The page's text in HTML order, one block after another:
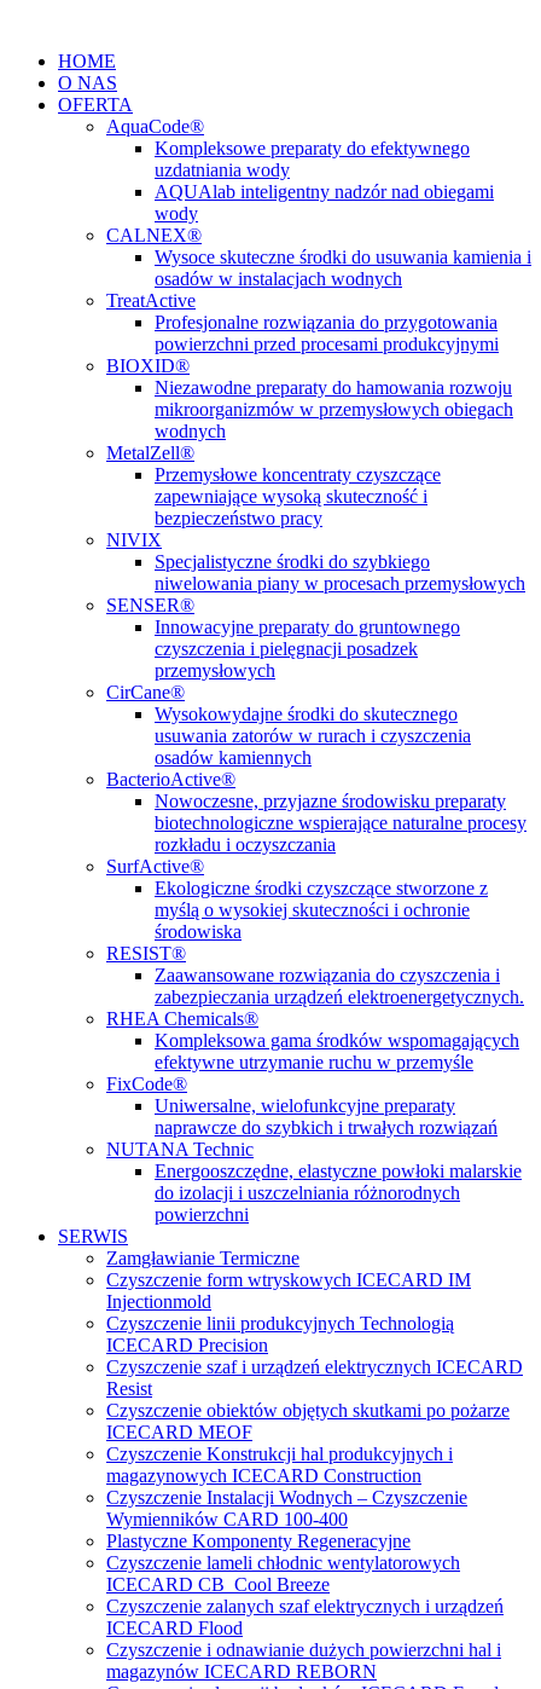
treści
HOME
O NAS
OFERTA
AquaCode®
Kompleksowe preparaty do efektywnego
uzdatniania wody
AQUAlab inteligentny nadzór nad obiegami
wody
CALNEX®
Wysoce skuteczne środki do usuwania kamienia i
osadów w instalacjach wodnych
TreatActive
Profesjonalne rozwiązania do przygotowania
powierzchni przed procesami produkcyjnymi
BIOXID®
Niezawodne preparaty do hamowania rozwoju
mikroorganizmów w przemysłowych obiegach
wodnych
MetalZell®
Przemysłowe koncentraty czyszczące
zapewniające wysoką skuteczność i
bezpieczeństwo pracy
NIVIX
Specjalistyczne środki do szybkiego
niwelowania piany w procesach przemysłowych
SENSER®
Innowacyjne preparaty do gruntownego
czyszczenia i pielęgnacji posadzek
przemysłowych
CirCane®
Wysokowydajne środki do skutecznego
usuwania zatorów w rurach i czyszczenia
osadów kamiennych
BacterioActive®
Nowoczesne, przyjazne środowisku preparaty
biotechnologiczne wspierające naturalne procesy
rozkładu i oczyszczania
SurfActive®
Ekologiczne środki czyszczące stworzone z
myślą o wysokiej skuteczności i ochronie
środowiska
RESIST®
Zaawansowane rozwiązania do czyszczenia i
zabezpieczania urządzeń elektroenergetycznych.
RHEA Chemicals®
Kompleksowa gama środków wspomagających
efektywne utrzymanie ruchu w przemyśle
FixCode®
Uniwersalne, wielofunkcyjne preparaty
naprawcze do szybkich i trwałych rozwiązań
NUTANA Technic
Energooszczędne, elastyczne powłoki malarskie
do izolacji i uszczelniania różnorodnych
powierzchni
SERWIS
Zamgławianie Termiczne
Czyszczenie form wtryskowych ICECARD IM
Injectionmold
Czyszczenie linii produkcyjnych Technologią
ICECARD Precision
Czyszczenie szaf i urządzeń elektrycznych ICECARD
Resist
Czyszczenie obiektów objętych skutkami po pożarze
ICECARD MEOF
Czyszczenie Konstrukcji hal produkcyjnych i
magazynowych ICECARD Construction
Czyszczenie Instalacji Wodnych – Czyszczenie
Wymienników CARD 100-400
Plastyczne Komponenty Regeneracyjne
Czyszczenie lameli chłodnic wentylatorowych
ICECARD CB Cool Breeze
Czyszczenie zalanych szaf elektrycznych i urządzeń
ICECARD Flood
Czyszczenie i odnawianie dużych powierzchni hal i
magazynów ICECARD REBORN